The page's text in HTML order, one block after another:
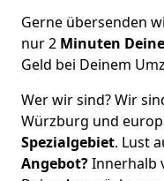
Gerne übersenden
nur2 Minuten
Geld bei Deinem
Wer wir sind? Wir
Würzburg und
Spezialgebiet. Lust
Angebot?Innerhalb